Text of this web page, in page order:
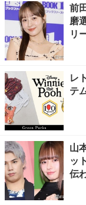
前
磨
リ
レ
テ
山
ッ
伝